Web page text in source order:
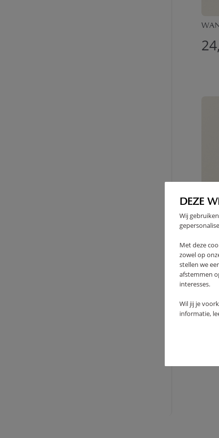
DEZE
Wij
Met deze
zowel op
stellen we
afstemmen
interesses.
Wil jij je
informatie,